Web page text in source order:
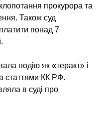
прокурора та
Також суд
понад 7
подію як «теракт» і
статтями КК РФ.
в суді про